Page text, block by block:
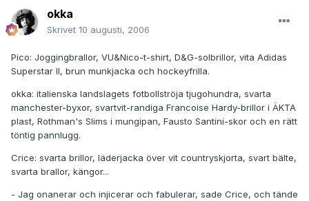
okka
Skrivet 10 augusti, 2006
Pico: Joggingbrallor, VU&Nico-t-shirt, D&G-solbrillor, vita Adidas
Superstar II, brun munkjacka och hockeyfrilla.
okka: italienska landslagets fotbollströja tjugohundra, svarta
manchester-byxor, svartvit-randiga Francoise Hardy-brillor i ÄKTA
plast, Rothman's Slims i mungipan, Fausto Santini-skor och en rätt
töntig pannlugg.
Crice: svarta brillor, läderjacka över vit countryskjorta, svart bälte,
svarta brallor, kängor...
- Jag onanerar och injicerar och fabulerar, sade Crice, och tände